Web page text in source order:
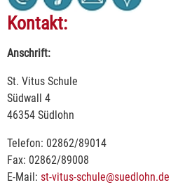
Kontakt:
Anschrift:
St. Vitus Schule
Südwall 4
46354 Südlohn
Telefon: 02862/89014
Fax: 02862/89008
E-Mail:st-vitus-schule@suedlohn.de